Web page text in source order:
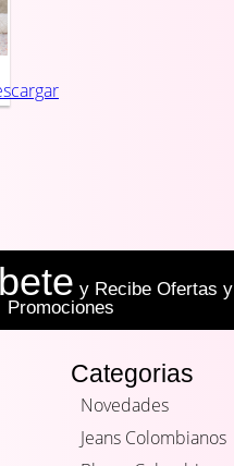
y Recibe Ofertas y
Promociones
Categorias
Novedades
Jeans Colombianos